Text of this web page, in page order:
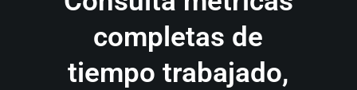
completas de
tiempo trabajado,